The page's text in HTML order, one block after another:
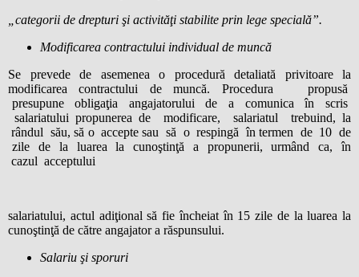
„categorii de drepturi şi activităţi stabilite prin lege specială”.
Modificarea contractului individual de muncă
Se prevede de asemenea o procedură detaliată privitoare la
modificarea contractului de muncă. Procedura propusă
presupune obligaţia angajatorului de a comunica în scris
salariatului propunerea de modificare, salariatul trebuind, la
rândul său, să o accepte sau să o respingă în termen de 10 de
zile de la luarea la cunoştinţă a propunerii, urmând ca, în
cazul acceptului
salariatului, actul adiţional să fie încheiat în 15 zile de la luarea la
cunoştinţă de către angajator a răspunsului.
Salariu şi sporuri